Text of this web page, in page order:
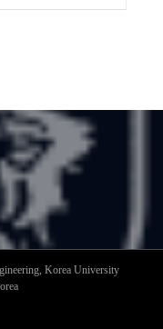
Korea University